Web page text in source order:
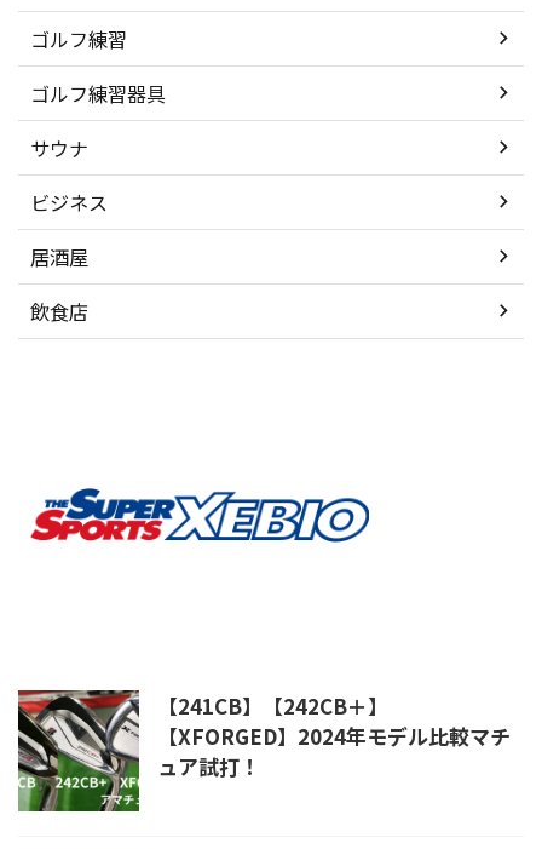
ゴルフ練習
ゴルフ練習器具
サウナ
ビジネス
居酒屋
飲食店
【241CB】【242CB＋】
【XFORGED】2024年モデル比較マチ
ュア試打！